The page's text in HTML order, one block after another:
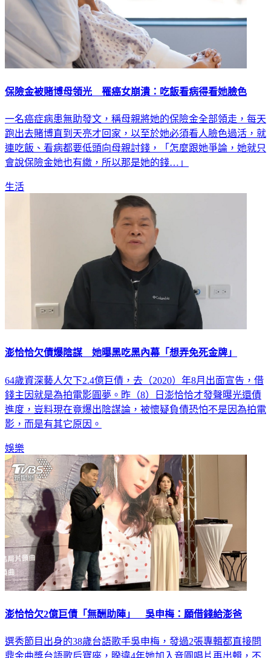
保險金被賭博母領光 罹癌女崩潰：吃飯看病得看她臉色
一名癌症病患無助發文，稱母親將她的保險金全部領走，每天
跑出去賭博直到天亮才回家，以至於她必須看人臉色過活，就
連吃飯、看病都要低頭向母親討錢，「怎麼跟她爭論，她就只
會說保險金她也有繳，所以那是她的錢…」
生活
澎恰恰欠債爆陰謀 她曝黑吃黑內幕「想弄免死金牌」
64歲資深藝人欠下2.4億巨債，去（2020）年8月出面宣告，借
錢主因就是為拍電影圓夢。昨（8）日澎恰恰才發聲曝光還債
進度，豈料現在竟爆出陰謀論，被懷疑負債恐怕不是因為拍電
影，而是有其它原因。
娛樂
澎恰恰欠2億巨債「無酬助陣」 吳申梅：願借錢給澎爸
選秀節目出身的38歲台語歌手吳申梅，發過2張專輯都直接問